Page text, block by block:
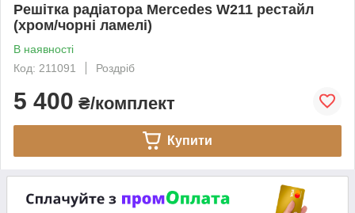
Решітка радіатора Mercedes W211 рестайл
(хром/чорні ламелі)
В наявності
Код: 211091
Роздріб
5 400 ₴/комплект
Купити